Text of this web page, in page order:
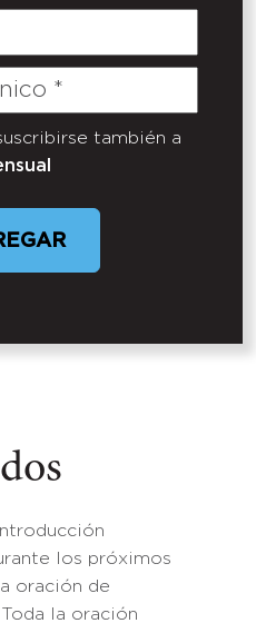
también a
los próximos
oración de
la oración